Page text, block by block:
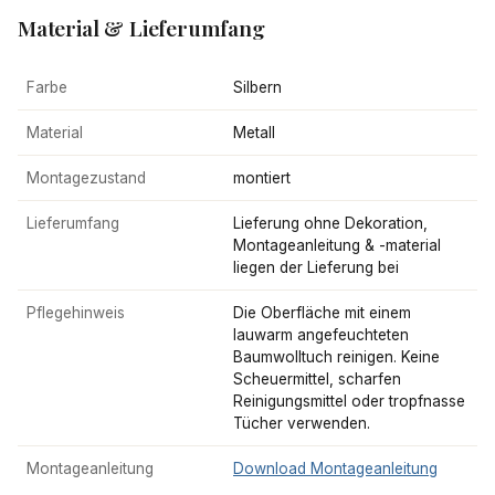
Material & Lieferumfang
Farbe Silbern
Material Metall
Montagezustand montiert
Lieferumfang
Lieferung ohne Dekoration,
Montageanleitung & -material
liegen der Lieferung bei
Pflegehinweis
Die Oberfläche mit einem
lauwarm angefeuchteten
Baumwolltuch reinigen. Keine
Scheuermittel, scharfen
Reinigungsmittel oder tropfnasse
Tücher verwenden.
Montageanleitung Download Montageanleitung